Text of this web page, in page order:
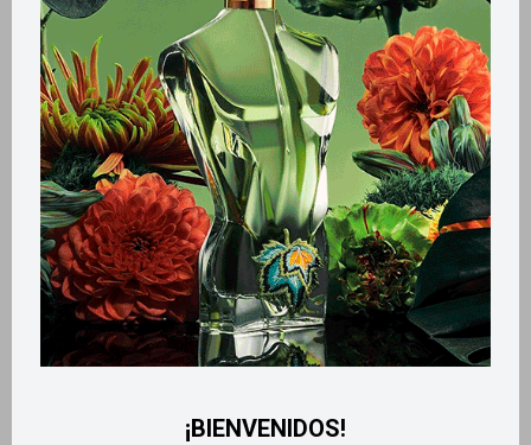
¡BIENVENIDOS!
Edt Belle 50ml
1.100
Body Touch 200ml - Tropical
Kiss Intense
$ 530